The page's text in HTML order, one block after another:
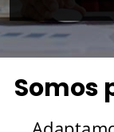
Somos